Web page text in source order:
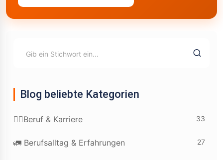
Blog beliebte Kategorien
👷‍♂️Beruf & Karriere 33
🚛 Berufsalltag & Erfahrungen 27